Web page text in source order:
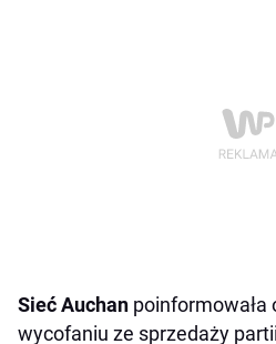
Sieć Auchan
wycofaniu ze sprzedaży partii